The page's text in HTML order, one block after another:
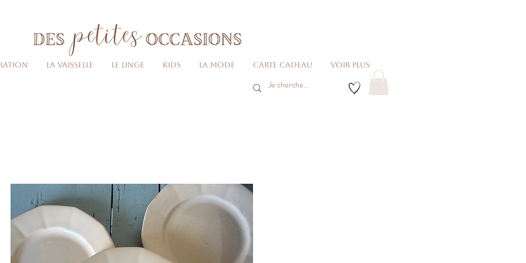
La vaisselle Le linge Kids La Mode Carte cadeau voir plus